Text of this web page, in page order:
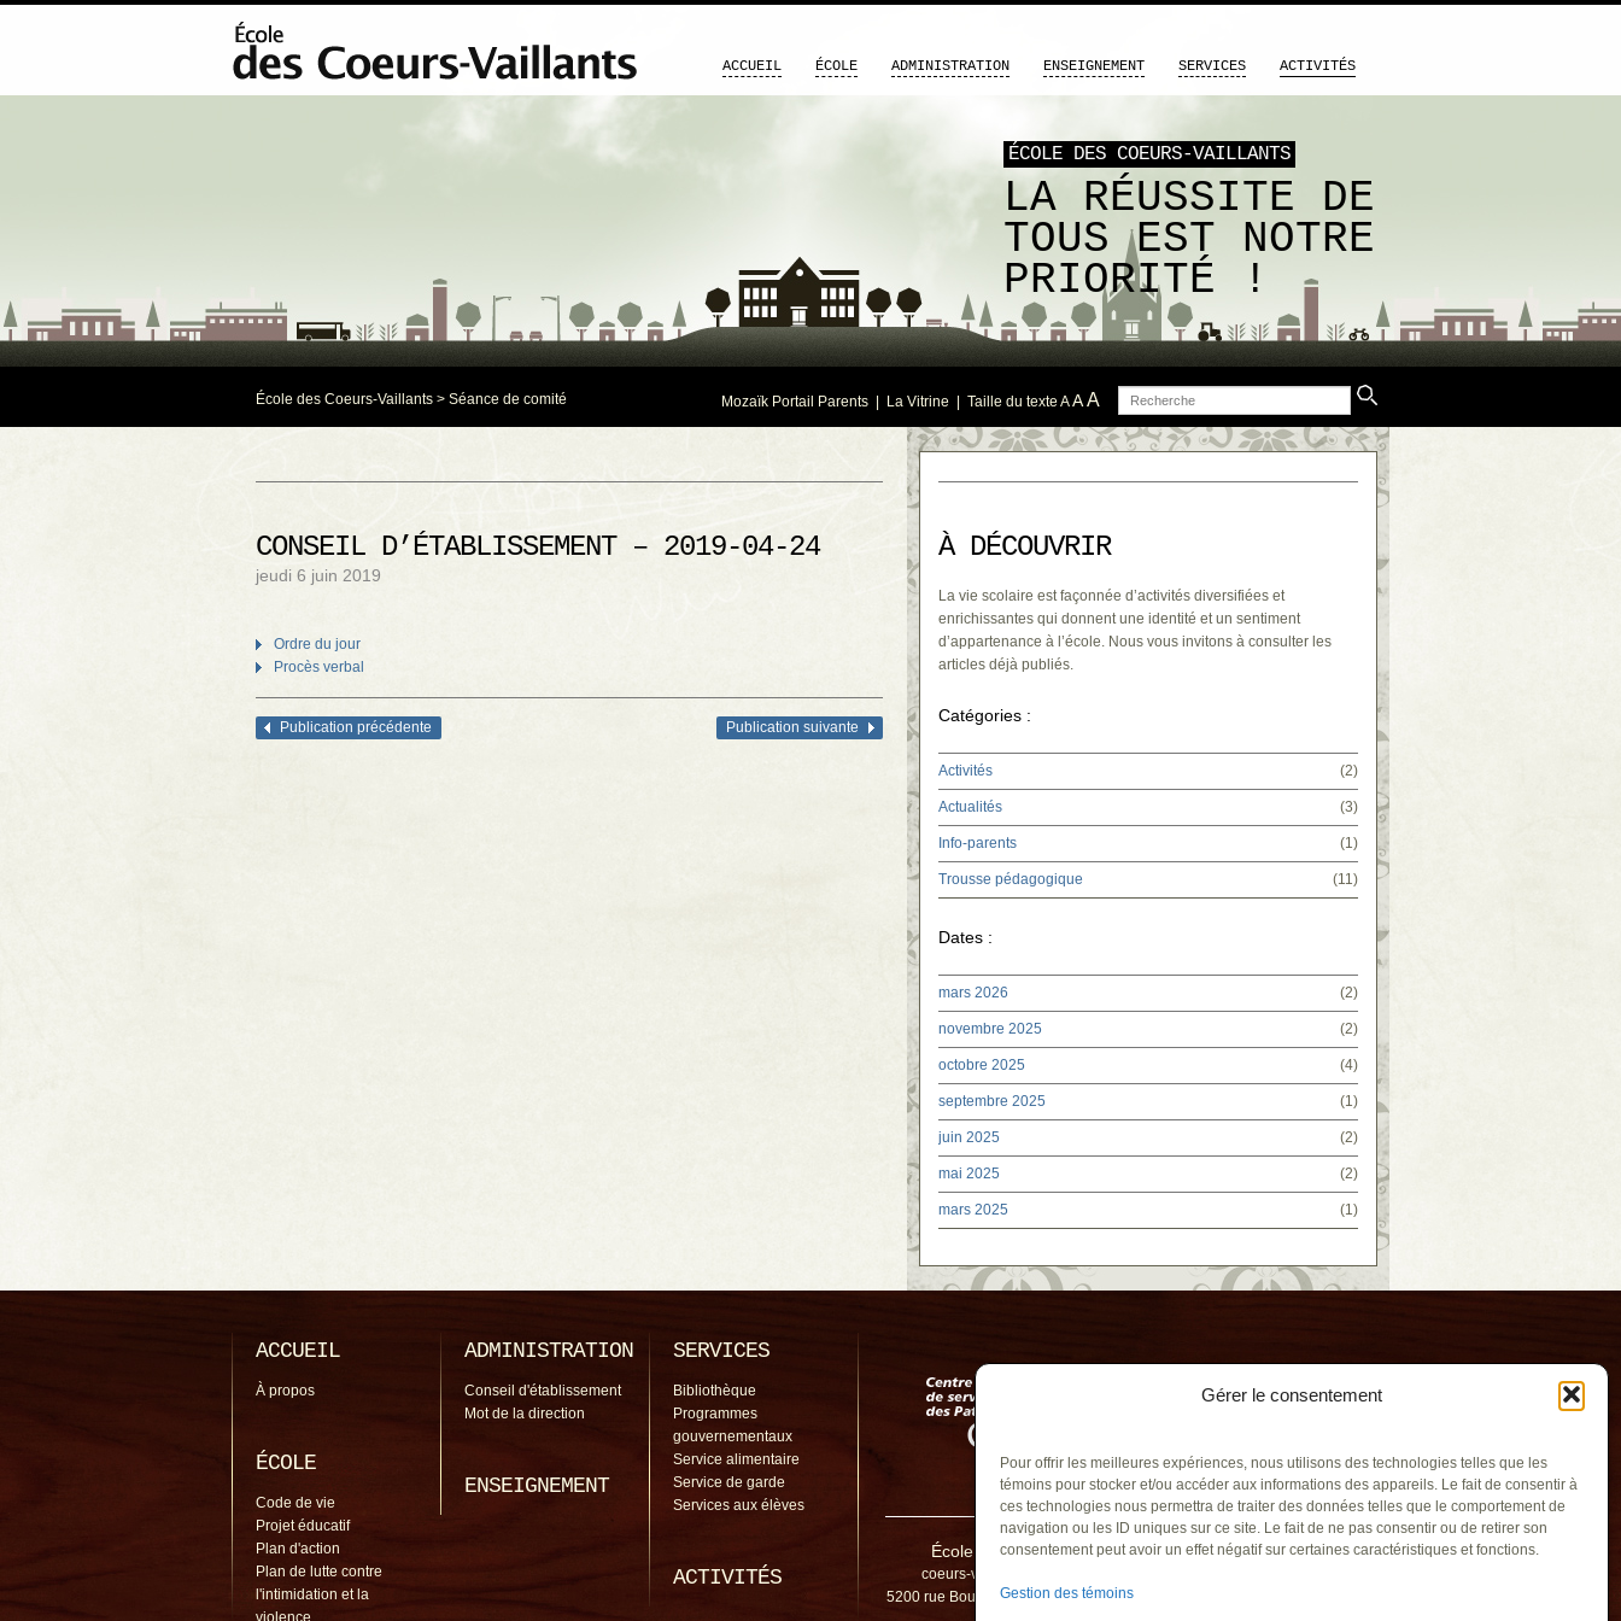
Gérer le consentement
Pour offrir les meilleures expériences, nous utilisons des technologies telles que les
témoins pour stocker et/ou accéder aux informations des appareils. Le fait de consentir à
ces technologies nous permettra de traiter des données telles que le comportement de
navigation ou les ID uniques sur ce site. Le fait de ne pas consentir ou de retirer son
consentement peut avoir un effet négatif sur certaines caractéristiques et fonctions.
Gestion des témoins
ÉCOLE DES COEURS-VAILLANTS
LA RÉUSSITE DE
TOUS EST NOTRE
PRIORITÉ !
ACCUEIL ÉCOLE ADMINISTRATION ENSEIGNEMENT SERVICES ACTIVITÉS
École des Coeurs-Vaillants > Séance de comité Mozaïk Portail Parents La Vitrine | Taille du texte A AA Recherche
CONSEIL D’ÉTABLISSEMENT – 2019-04-24
jeudi 6 juin 2019
Ordre du jour
Procès verbal
Navigation des articles
Publication précédente Publication suivante
À DÉCOUVRIR
La vie scolaire est façonnée d’activités diversifiées et
enrichissantes qui donnent une identité et un sentiment
d’appartenance à l’école. Nous vous invitons à consulter les
articles déjà publiés.
Catégories :
Activités (2)
Actualités (3)
Info-parents (1)
Trousse pédagogique (11)
Dates :
mars 2026 (2)
novembre 2025 (2)
octobre 2025 (4)
septembre 2025 (1)
juin 2025 (2)
mai 2025 (2)
mars 2025 (1)
ACCUEIL
À propos
ÉCOLE
Code de vie
Projet éducatif
Plan d'action
Plan de lutte contre
l'intimidation et la
violence
ADMINISTRATION
Conseil d'établissement
Mot de la direction
ENSEIGNEMENT
SERVICES
Bibliothèque
Programmes
gouvernementaux
Service alimentaire
Service de garde
Services aux élèves
ACTIVITÉS
École des Coeurs-Vaillants
coeurs-vaillants@cssp.gouv.qc.ca
5200 rue Bourgchemin, Contrecoeur QC J0L